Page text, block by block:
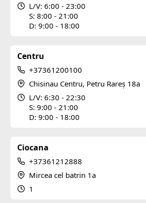
L/V: 6:00 - 23:00
S: 8:00 - 21:00
D: 9:00 - 18:00
Centru
+37361200100
Chisinau Centru, Petru Rareș 18a
L/V: 6:30 - 22:30
S: 9:00 - 21:00
D: 9:00 - 18:00
Ciocana
+37361212888
Mircea cel batrin 1a
1